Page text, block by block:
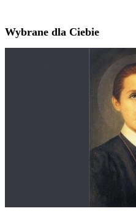
Wybrane dla Ciebie